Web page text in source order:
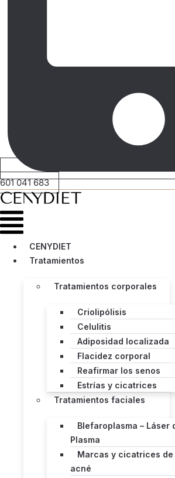
601 041 683
Menú
CENYDIET
Tratamientos
Tratamientos corporales
Criolipólisis
Celulitis
Adiposidad localizada
Flacidez corporal
Reafirmar los senos
Estrías y cicatrices
Tratamientos faciales
Blefaroplasma – Láser
Plasma
Marcas y cicatrices de
acné